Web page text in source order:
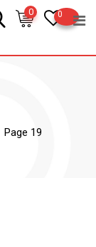
0
0
Page 19